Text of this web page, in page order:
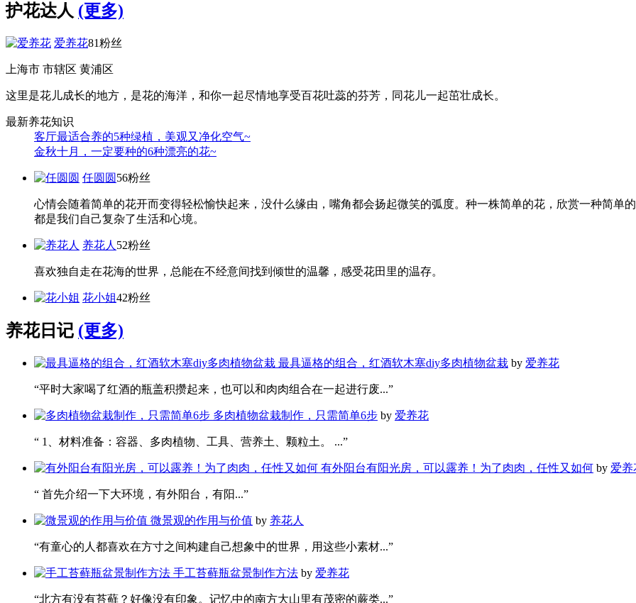
护花达人 (更多)
爱养花81粉丝
上海市 市辖区 黄浦区
这里是花儿成长的地方，是花的海洋，和你一起尽情地享受百花吐蕊的芬芳，同花儿一起茁壮成长。
最新养花知识
客厅最适合养的5种绿植，美观又净化空气~
金秋十月，一定要种的6种漂亮的花~
任圆圆 56粉丝
心情会随着简单的花开而变得轻松愉快起来，没什么缘由，嘴角都会扬起微笑的弧度。种一株简单的花，欣赏一种简单
都是我们自己复杂了生活和心境。
养花人 52粉丝
喜欢独自走在花海的世界，总能在不经意间找到倾世的温馨，感受花田里的温存。
花小姐42粉丝
养花日记 (更多)
最具逼格的组合，红酒软木塞diy多肉植物盆栽 by 爱养花
“平时大家喝了红酒的瓶盖积攒起来，也可以和肉肉组合在一起进行废...”
多肉植物盆栽制作，只需简单6步 by 爱养花
“ 1、材料准备：容器、多肉植物、工具、营养土、颗粒土。 ...”
有外阳台有阳光房，可以露养！为了肉肉，任性又如何 by 爱养
“ 首先介绍一下大环境，有外阳台，有阳...”
微景观的作用与价值 by 养花人
“有童心的人都喜欢在方寸之间构建自己想象中的世界，用这些小素材...”
手工苔藓瓶盆景制作方法 by 爱养花
“北方有没有苔藓？好像没有印象。记忆中的南方大山里有茂密的蕨类...”